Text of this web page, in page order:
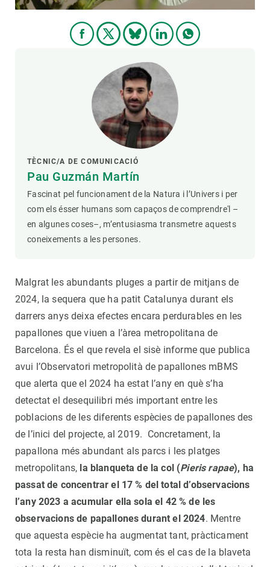
TÈCNIC/A DE COMUNICACIÓ
Pau Guzmán Martín
Fascinat pel funcionament de la Natura i l’Univers i per
com els ésser humans som capaços de comprendre'l –
en algunes coses–, m’entusiasma transmetre aquests
coneixements a les persones.
Malgrat les abundants pluges a partir de mitjans de
2024, la sequera que ha patit Catalunya durant els
darrers anys deixa efectes encara perdurables en les
papallones que viuen a l’àrea metropolitana de
Barcelona. És el que revela el sisè informe que publica
avui l’Observatori metropolità de papallones mBMS
que alerta que el 2024 ha estat l’any en què s’ha
detectat el desequilibri més important entre les
poblacions de les diferents espècies de papallones des
de l’inici del projecte, al 2019. Concretament, la
papallona més abundant als parcs i les platges
metropolitans, la blanqueta de la col (Pieris rapae), ha
passat de concentrar el 17 % del total d’observacions
l’any 2023 a acumular ella sola el 42 % de les
observacions de papallones durant el 2024. Mentre
que aquesta espècie ha augmentat tant, pràcticament
tota la resta han disminuït, com és el cas de la blaveta